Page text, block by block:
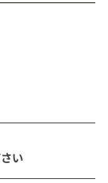
い